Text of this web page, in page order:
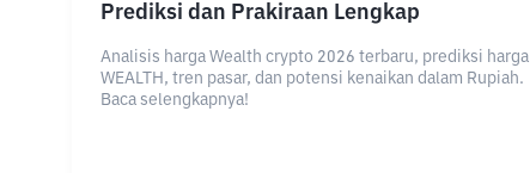
Prediksi dan Prakiraan Lengkap
Analisis harga Wealth crypto 2026 terbaru, prediksi harga
WEALTH, tren pasar, dan potensi kenaikan dalam Rupiah.
Baca selengkapnya!